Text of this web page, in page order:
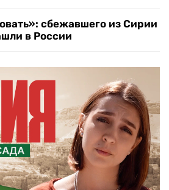
сбежавшего из Сирии
в России